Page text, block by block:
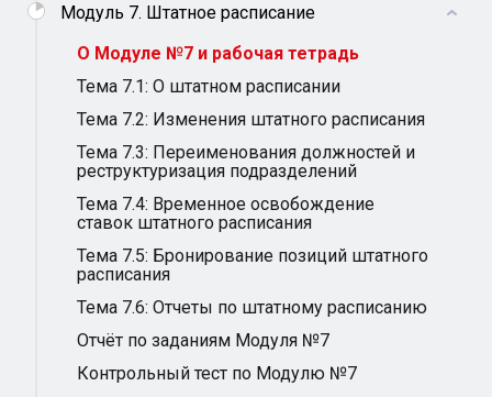
Модуль 7. Штатное расписание
О Модуле №7 и рабочая тетрадь
Тема 7.1: О штатном расписании
Тема 7.2: Изменения штатного расписания
Тема 7.3: Переименования должностей и
реструктуризация подразделений
Тема 7.4: Временное освобождение
ставок штатного расписания
Тема 7.5: Бронирование позиций штатного
расписания
Тема 7.6: Отчеты по штатному расписанию
Отчёт по заданиям Модуля №7
Контрольный тест по Модулю №7